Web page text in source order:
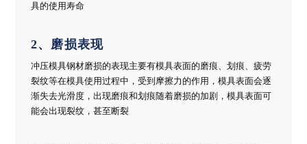
具的使用寿命
2、磨损表现
冲压模具钢材磨损的表现主要有模具表面的磨痕、划痕、疲劳
裂纹等在模具使用过程中，受到摩擦力的作用，模具表面会逐
渐失去光滑度，出现磨痕和划痕随着磨损的加剧，模具表面可
能会出现裂纹，甚至断裂